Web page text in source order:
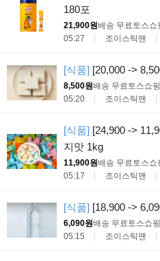
180포
21,900원배송 무료토스쇼
05:27
조이스틱맨
[식품] [20,000 ->
8,500원배송 무료토스쇼핑
05:20
조이스틱맨
[식품] [24,900 ->
지맛 1kg
11,900원배송 무료토스쇼
05:17
조이스틱맨
[식품] [18,900 ->
6,090원배송 무료토스쇼핑
05:15
조이스틱맨